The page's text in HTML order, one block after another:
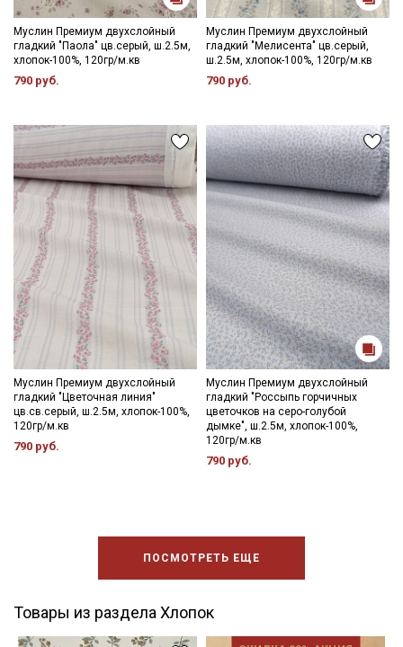
Муслин Премиум двухслойный
гладкий "Паола" цв.серый, ш.2.5м,
хлопок-100%, 120гр/м.кв
790 руб.
Муслин Премиум двухслойный
гладкий "Мелисента" цв.серый,
ш.2.5м, хлопок-100%, 120гр/м.кв
790 руб.
Муслин Премиум двухслойный
гладкий "Цветочная линия"
цв.св.серый, ш.2.5м, хлопок-100%,
120гр/м.кв
790 руб.
Муслин Премиум двухслойный
гладкий "Россыпь горчичных
цветочков на серо-голубой
дымке", ш.2.5м, хлопок-100%,
120гр/м.кв
790 руб.
ПОСМОТРЕТЬ ЕЩЕ
Товары из раздела Хлопок